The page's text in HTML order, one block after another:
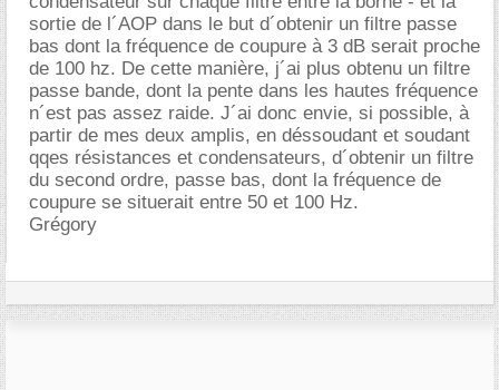
sortie de l´AOP dans le but d´obtenir un filtre passe
bas dont la fréquence de coupure à 3 dB serait proche
de 100 hz. De cette manière, j´ai plus obtenu un filtre
passe bande, dont la pente dans les hautes fréquence
n´est pas assez raide. J´ai donc envie, si possible, à
partir de mes deux amplis, en déssoudant et soudant
qqes résistances et condensateurs, d´obtenir un filtre
du second ordre, passe bas, dont la fréquence de
coupure se situerait entre 50 et 100 Hz.
Grégory